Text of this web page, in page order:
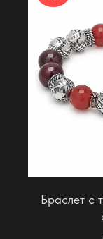
Браслет с